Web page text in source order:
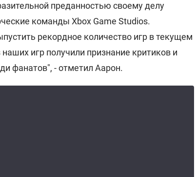
преданностью своему делу
команды Xbox Game Studios.
рекордное количество игр в текущем
игр получили признание критиков и
фанатов", - отметил Аарон.